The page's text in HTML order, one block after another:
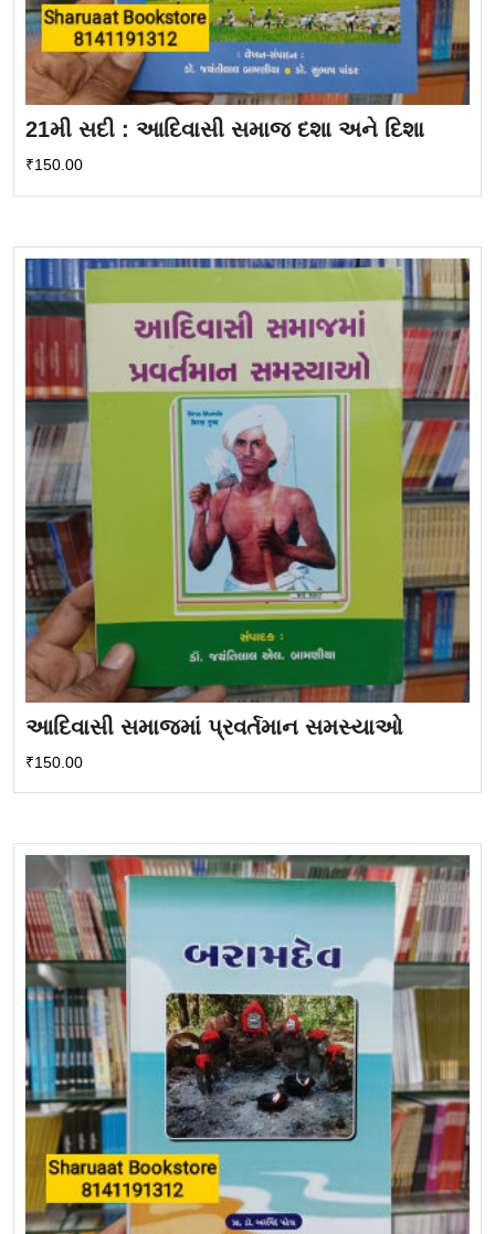
21મી સદી : આદિવાસી સમાજ દશા અને દિશા
₹150.00
આદિવાસી સમાજમાં પ્રવર્તમાન સમસ્યાઓ
₹150.00